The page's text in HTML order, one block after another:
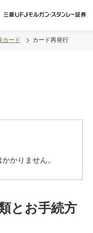
になる。 三菱ＵＦＪモル
カード カード再発行
かりません。
とお手続方